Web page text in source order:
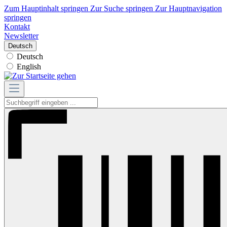
Zum Hauptinhalt springen Zur Suche springen Zur Hauptnavigation
springen
Kontakt
Newsletter
Deutsch
Deutsch
English